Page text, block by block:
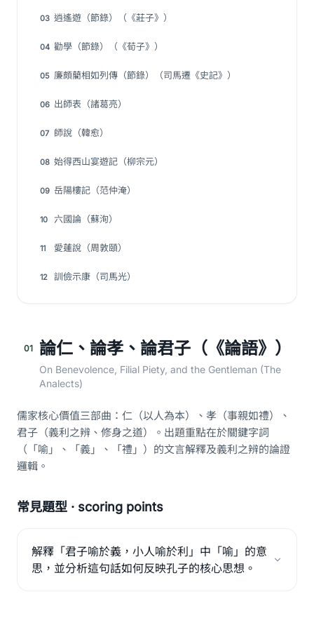
03 逍遙遊（節錄）（《莊子》）
04 勸學（節錄）（《荀子》）
05 廉頗藺相如列傳（節錄）（司馬遷《史記》）
06 出師表（諸葛亮）
07 師說（韓愈）
08 始得西山宴遊記（柳宗元）
09 岳陽樓記（范仲淹）
10 六國論（蘇洵）
11 愛蓮說（周敦頤）
12 訓儉示康（司馬光）
01 論仁、論孝、論君子（《論語》）
On Benevolence, Filial Piety, and the Gentleman (The
Analects)
儒家核心價值三部曲：仁（以人為本）、孝（事親如禮）、
君子（義利之辨、修身之道）。出題重點在於關鍵字詞
（「喻」、「義」、「禮」）的文言解釋及義利之辨的論證
邏輯。
常見題型 · scoring points
解釋「君子喻於義，小人喻於利」中「喻」的意
思，並分析這句話如何反映孔子的核心思想。